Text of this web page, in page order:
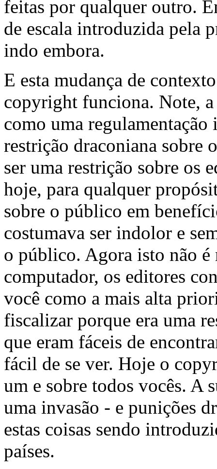
feitas por qualquer outro.
de escala introduzida pela
indo embora.
E esta mudança de
copyright funciona. Note,
como uma
restrição draconiana sobre
ser uma restrição sobre os
hoje, para qualquer
sobre o público em
costumava ser indolor e
o público. Agora isto não é
computador, os editores
você como a mais alta
fiscalizar porque era uma
que eram fáceis de
fácil de se ver. Hoje o
um e sobre todos vocês. A
uma invasão - e punições
estas coisas sendo
países.